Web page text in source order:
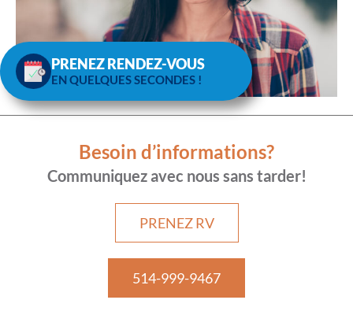
PRENEZ RENDEZ-VOUS
EN QUELQUES SECONDES !
Besoin d’informations?
Communiquez avec nous sans tarder!
PRENEZ RV
514-999-9467